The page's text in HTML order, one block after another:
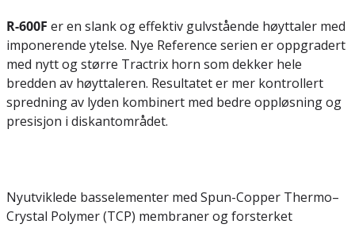
R-600F er en slank og effektiv gulvstående høyttaler med
imponerende ytelse. Nye Reference serien er oppgradert
med nytt og større Tractrix horn som dekker hele
bredden av høyttaleren. Resultatet er mer kontrollert
spredning av lyden kombinert med bedre oppløsning og
presisjon i diskantområdet.
Nyutviklede basselementer med Spun-Copper Thermo–
Crystal Polymer (TCP) membraner og forsterket